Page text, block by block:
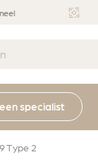
specialist
Type 2